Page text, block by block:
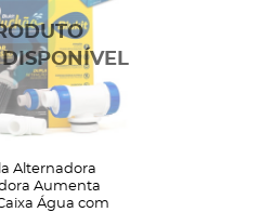
Alternadora
Aumenta
Água com